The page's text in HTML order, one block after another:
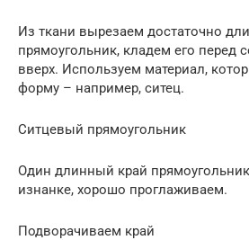
Из ткани вырезаем достаточно
прямоугольник, кладем его перед
вверх. Используем материал,
форму – например, ситец.
Ситцевый прямоугольник
Один длинный край
изнанке, хорошо проглаживаем.
Подворачиваем край